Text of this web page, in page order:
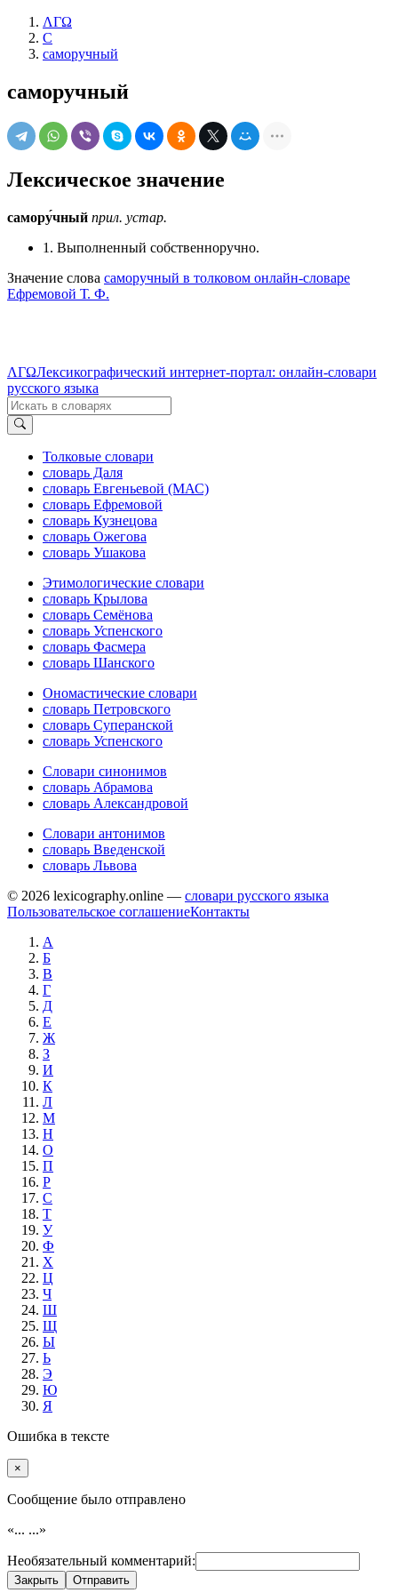
ΛΓΩ
С
саморучный
саморучный
Лексическое значение
самору́чный прил. устар.
1. Выполненный собственноручно.
Значение слова саморучный в толковом онлайн-словаре
Ефремовой Т. Ф.
ΛΓΩЛексикографический интернет-портал: онлайн-словари
русского языка
Толковые словари
словарь Даля
словарь Евгеньевой (МАС)
словарь Ефремовой
словарь Кузнецова
словарь Ожегова
словарь Ушакова
Этимологические словари
словарь Крылова
словарь Семёнова
словарь Успенского
словарь Фасмера
словарь Шанского
Ономастические словари
словарь Петровского
словарь Суперанской
словарь Успенского
Словари синонимов
словарь Абрамова
словарь Александровой
Словари антонимов
словарь Введенской
словарь Львова
© 2026 lexicography.online — словари русского языка
Пользовательское соглашениеКонтакты
А
Б
В
Г
Д
Е
Ж
З
И
К
Л
М
Н
О
П
Р
С
Т
У
Ф
Х
Ц
Ч
Ш
Щ
Ы
Ь
Э
Ю
Я
Ошибка в тексте
×
Cообщение было отправлено
«... ...»
Необязательный комментарий:
Закрыть Отправить